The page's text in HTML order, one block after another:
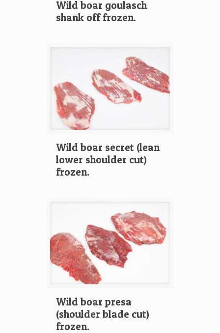
Wild boar goulasch
shank off frozen.
Wild boar secret (lean
lower shoulder cut)
frozen.
Wild boar presa
(shoulder blade cut)
frozen.